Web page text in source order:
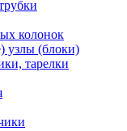
колонок
узлы (блоки)
тарелки